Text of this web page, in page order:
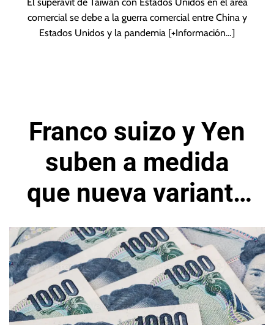
comercial se debe a la guerra comercial entre China y
Estados Unidos y la pandemia [+Información…]
Franco suizo y Yen
suben a medida
que nueva variante
sacude los
mercados